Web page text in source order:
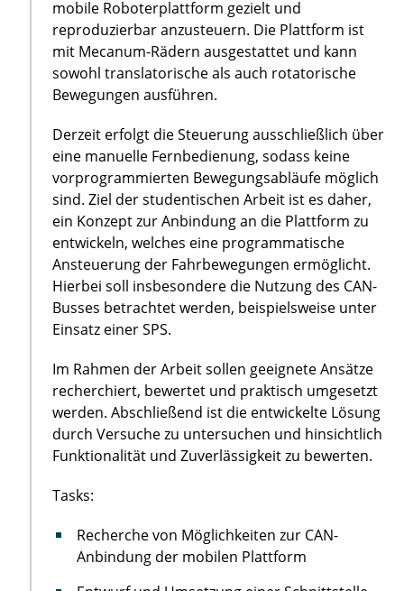
mobile Roboterplattform gezielt und
reproduzierbar anzusteuern. Die Plattform ist
mit Mecanum-Rädern ausgestattet und kann
sowohl translatorische als auch rotatorische
Bewegungen ausführen.
Derzeit erfolgt die Steuerung ausschließlich über
eine manuelle Fernbedienung, sodass keine
vorprogrammierten Bewegungsabläufe möglich
sind. Ziel der studentischen Arbeit ist es daher,
ein Konzept zur Anbindung an die Plattform zu
entwickeln, welches eine programmatische
Ansteuerung der Fahrbewegungen ermöglicht.
Hierbei soll insbesondere die Nutzung des CAN-
Busses betrachtet werden, beispielsweise unter
Einsatz einer SPS.
Im Rahmen der Arbeit sollen geeignete Ansätze
recherchiert, bewertet und praktisch umgesetzt
werden. Abschließend ist die entwickelte Lösung
durch Versuche zu untersuchen und hinsichtlich
Funktionalität und Zuverlässigkeit zu bewerten.
Tasks:
Recherche von Möglichkeiten zur CAN-
Anbindung der mobilen Plattform